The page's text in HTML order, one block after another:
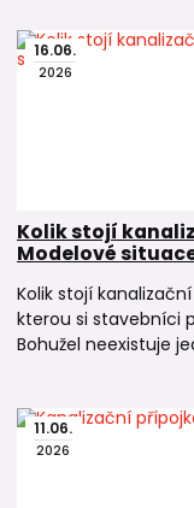
16.06.
2026
Kolik stojí
Modelové
Kolik stojí
kterou si stavebníci
Bohužel neexistuje
11.06.
2026